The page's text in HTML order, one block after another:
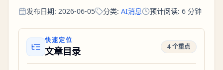
发布日期: 2026-06-05 分类: AI消息 预计阅读: 6 分钟
快速定位
文章目录 4 个重点